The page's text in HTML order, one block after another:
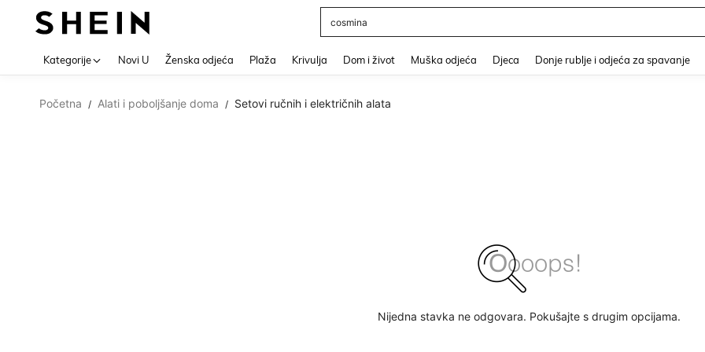
poster
Kategorije Novi U Ženska odjeća Plaža Krivulja Dom i život Muška odjeća Djeca Donje rublje i odjeća za spavanje
Početna / Alati i poboljšanje doma / Setovi ručnih i električnih alata
Nijedna stavka ne odgovara. Pokušajte s drugim opcijama.